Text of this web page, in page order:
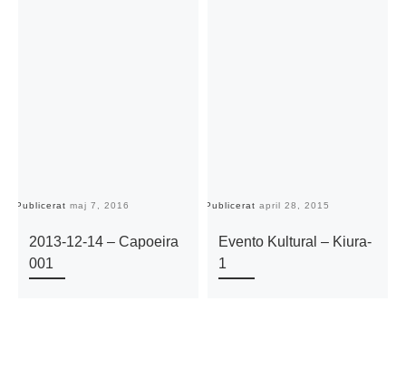
Publicerat maj 7, 2016
2013-12-14 – Capoeira
001
Publicerat april 28, 2015
Evento Kultural – Kiura-
1